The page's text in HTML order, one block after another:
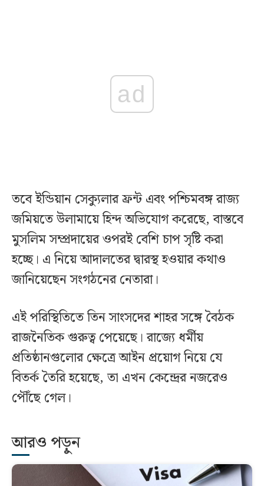
ad
তবে ইন্ডিয়ান সেক্যুলার ফ্রন্ট এবং পশ্চিমবঙ্গ রাজ্য
জমিয়তে উলামায়ে হিন্দ অভিযোগ করেছে, বাস্তবে
মুসলিম সম্প্রদায়ের ওপরই বেশি চাপ সৃষ্টি করা
হচ্ছে। এ নিয়ে আদালতের দ্বারস্থ হওয়ার কথাও
জানিয়েছেন সংগঠনের নেতারা।
এই পরিস্থিতিতে তিন সাংসদের শাহর সঙ্গে বৈঠক
রাজনৈতিক গুরুত্ব পেয়েছে। রাজ্যে ধর্মীয়
প্রতিষ্ঠানগুলোর ক্ষেত্রে আইন প্রয়োগ নিয়ে যে
বিতর্ক তৈরি হয়েছে, তা এখন কেন্দ্রের নজরেও
পৌঁছে গেল।
আরও পড়ুন